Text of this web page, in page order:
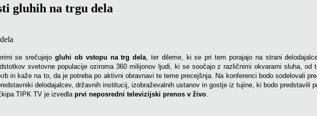
gluhih na trgu dela
se srečujejogluhi ob vstopu na trg dela , ter dileme, ki se pri tem porajajo na strani
svetovne populacije oziroma 360 milijonov ljudi, ki se soočajo z različnimi okvarami sluha, od
in kaže na to, da je potreba po aktivni obravnavi te teme precejšnja. Na konferenci bodo sodelovali
delodajalcev, državnih institucij, izobraževalnih ustanov in gostje iz tujine, ki bodo predstavili
TIPK TV je izvedla prvi neposredni televizijski prenos v živo